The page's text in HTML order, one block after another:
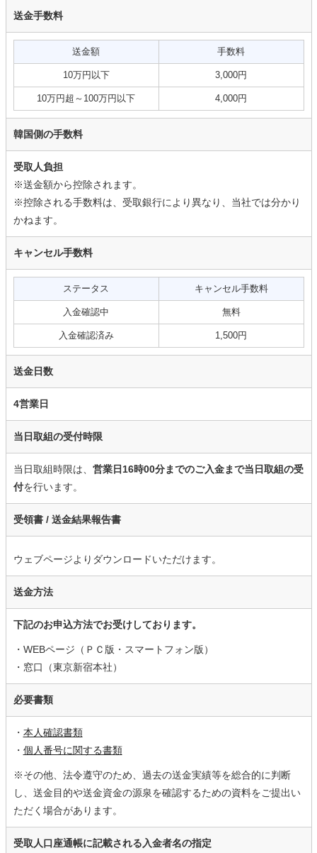
送金手数料
送金額 手数料
10万円以下 3,000円
10万円超～100万円以下 4,000円
韓国側の手数料
受取人負担
※送金額から控除されます。
※控除される手数料は、受取銀行により異なり、当社では分かり
かねます。
キャンセル手数料
ステータス キャンセル手数料
入金確認中 無料
入金確認済み 1,500円
送金日数
4営業日
当日取組の受付時限
当日取組時限は、 営業日16時00分までのご入金まで当日取組の受
付を行います。
受領書 /送金結果報告書
ウェブページよりダウンロードいただけます。
送金方法
下記のお申込方法でお受けしております。
・WEBページ（ＰＣ版・スマートフォン版）
・窓口（東京新宿本社）
必要書類
・ 本人確認書類
・ 個人番号に関する書類
※その他、法令遵守のため、過去の送金実績等を総合的に判断
し、送金目的や送金資金の源泉を確認するための資料をご提出い
ただく場合があります。
受取人口座通帳に記載される入金者名の指定